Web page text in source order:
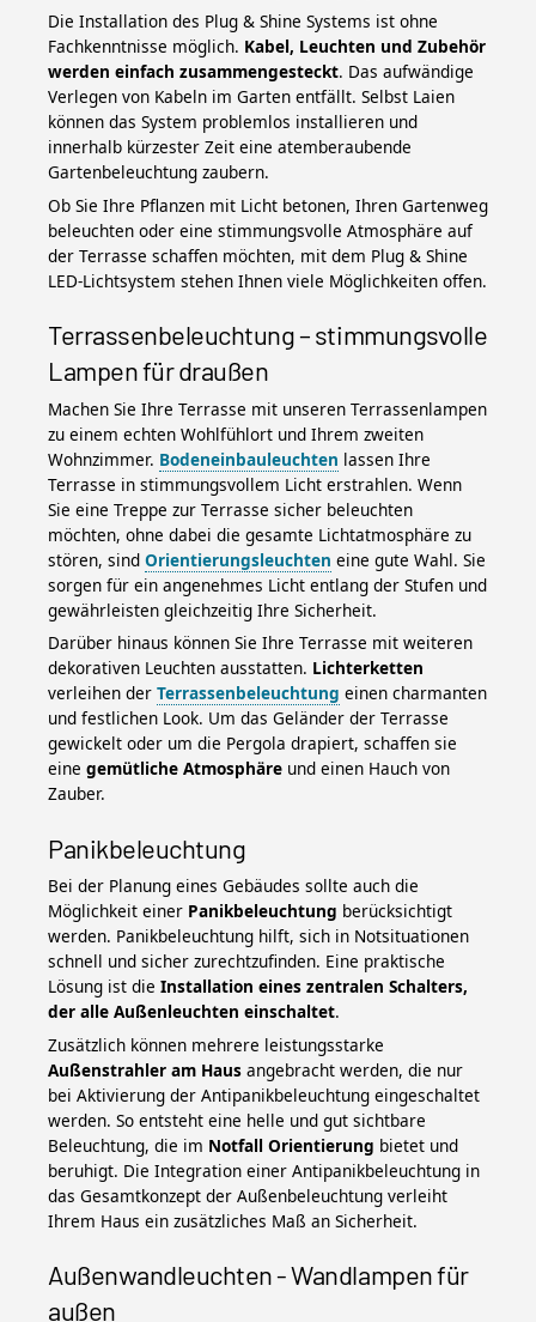
Die Installation des Plug & Shine Systems ist ohne
Fachkenntnisse möglich. Kabel, Leuchten und Zubehör
werden einfach zusammengesteckt. Das aufwändige
Verlegen von Kabeln im Garten entfällt. Selbst Laien
können das System problemlos installieren und
innerhalb kürzester Zeit eine atemberaubende
Gartenbeleuchtung zaubern.
Ob Sie Ihre Pflanzen mit Licht betonen, Ihren Gartenweg
beleuchten oder eine stimmungsvolle Atmosphäre auf
der Terrasse schaffen möchten, mit dem Plug & Shine
LED-Lichtsystem stehen Ihnen viele Möglichkeiten offen.
Terrassenbeleuchtung – stimmungsvolle
Lampen für draußen
Machen Sie Ihre Terrasse mit unseren Terrassenlampen
zu einem echten Wohlfühlort und Ihrem zweiten
Wohnzimmer. Bodeneinbauleuchten lassen Ihre
Terrasse in stimmungsvollem Licht erstrahlen. Wenn
Sie eine Treppe zur Terrasse sicher beleuchten
möchten, ohne dabei die gesamte Lichtatmosphäre zu
stören, sind Orientierungsleuchten eine gute Wahl. Sie
sorgen für ein angenehmes Licht entlang der Stufen und
gewährleisten gleichzeitig Ihre Sicherheit.
Darüber hinaus können Sie Ihre Terrasse mit weiteren
dekorativen Leuchten ausstatten. Lichterketten
verleihen der Terrassenbeleuchtung einen charmanten
und festlichen Look. Um das Geländer der Terrasse
gewickelt oder um die Pergola drapiert, schaffen sie
eine gemütliche Atmosphäre und einen Hauch von
Zauber.
Panikbeleuchtung
Bei der Planung eines Gebäudes sollte auch die
Möglichkeit einer Panikbeleuchtung berücksichtigt
werden. Panikbeleuchtung hilft, sich in Notsituationen
schnell und sicher zurechtzufinden. Eine praktische
Lösung ist die Installation eines zentralen Schalters,
der alle Außenleuchten einschaltet.
Zusätzlich können mehrere leistungsstarke
Außenstrahler am Haus angebracht werden, die nur
bei Aktivierung der Antipanikbeleuchtung eingeschaltet
werden. So entsteht eine helle und gut sichtbare
Beleuchtung, die im Notfall Orientierung bietet und
beruhigt. Die Integration einer Antipanikbeleuchtung in
das Gesamtkonzept der Außenbeleuchtung verleiht
Ihrem Haus ein zusätzliches Maß an Sicherheit.
Außenwandleuchten - Wandlampen für
außen